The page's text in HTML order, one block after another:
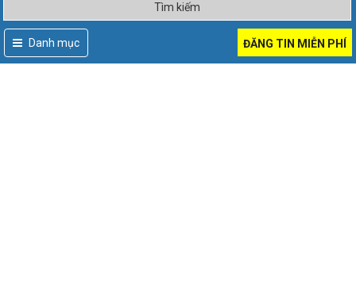
Tìm kiếm
Danh mục ĐĂNG TIN MIỄN PHÍ